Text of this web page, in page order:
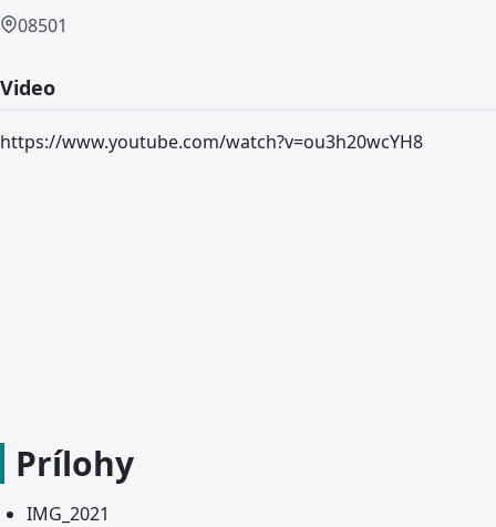
08501
Video
https://www.youtube.com/watch?v=ou3h20wcYH8
Prílohy
IMG_2021